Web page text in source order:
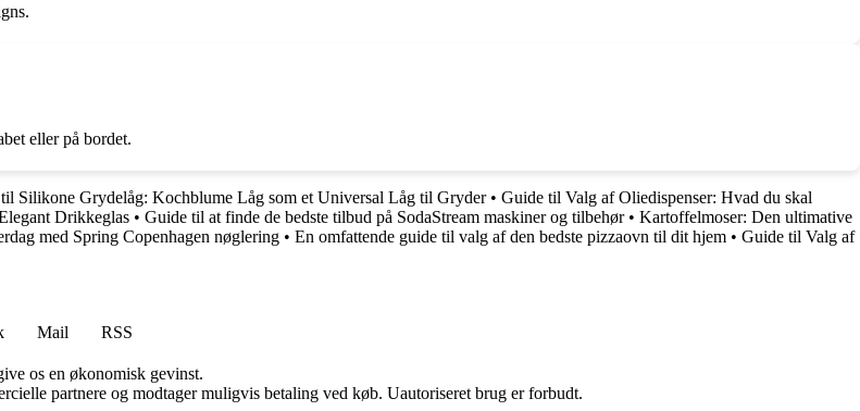
eller på bordet.
Silikone Grydelåg: Kochblume Låg som et Universal Låg til Gryder• Guide til Valg af Oliedispenser: Hvad du skal
Drikkeglas • Guide til at finde de bedste tilbud på SodaStream maskiner og tilbehør• Kartoffelmoser: Den ultimative
med Spring Copenhagen nøglering • En omfattende guide til valg af den bedste pizzaovn til dit hjem • Guide til Valg af
Mail
RSS
os en økonomisk gevinst.
partnere og modtager muligvis betaling ved køb. Uautoriseret brug er forbudt.